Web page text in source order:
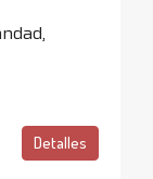
Detalles